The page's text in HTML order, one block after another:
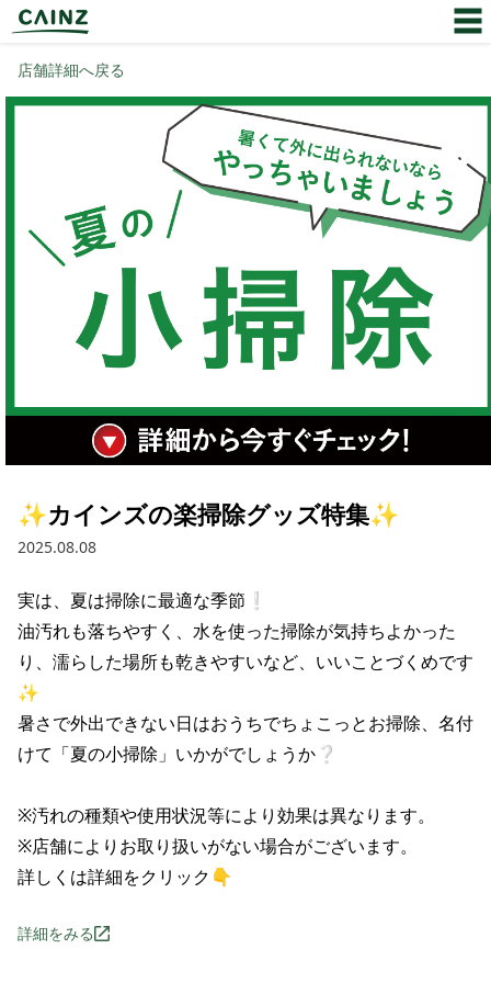
店舗詳細へ戻る
✨カインズの楽掃除グッズ特集✨
2025.08.08
実は、夏は掃除に最適な季節❕
油汚れも落ちやすく、水を使った掃除が気持ちよかった
り、濡らした場所も乾きやすいなど、いいことづくめです
✨
暑さで外出できない日はおうちでちょこっとお掃除、名付
けて「夏の小掃除」いかがでしょうか❔
※汚れの種類や使用状況等により効果は異なります。
※店舗によりお取り扱いがない場合がございます。
詳しくは詳細をクリック👇
詳細をみる